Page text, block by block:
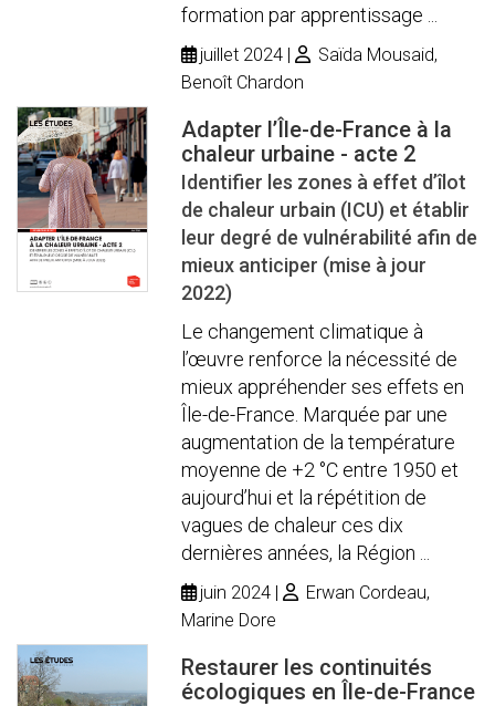
formation par apprentissage ...
juillet 2024
Saïda Mousaid,
Benoît Chardon
Adapter l’Île-de-France à la
chaleur urbaine - acte 2
Identifier les zones à effet d’îlot
de chaleur urbain (ICU) et établir
leur degré de vulnérabilité afin de
mieux anticiper (mise à jour
2022)
Le changement climatique à
l’œuvre renforce la nécessité de
mieux appréhender ses effets en
Île-de-France. Marquée par une
augmentation de la température
moyenne de +2 °C entre 1950 et
aujourd’hui et la répétition de
vagues de chaleur ces dix
dernières années, la Région ...
juin 2024
Erwan Cordeau,
Marine Dore
Restaurer les continuités
écologiques en Île-de-France